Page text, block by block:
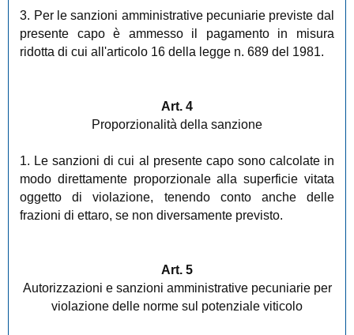
3. Per le sanzioni amministrative pecuniarie previste dal
presente capo è ammesso il pagamento in misura
ridotta di cui all'articolo 16 della legge n. 689 del 1981.
Art. 4
Proporzionalità della sanzione
1. Le sanzioni di cui al presente capo sono calcolate in
modo direttamente proporzionale alla superficie vitata
oggetto di violazione, tenendo conto anche delle
frazioni di ettaro, se non diversamente previsto.
Art. 5
Autorizzazioni e sanzioni amministrative pecuniarie per
violazione delle norme sul potenziale viticolo